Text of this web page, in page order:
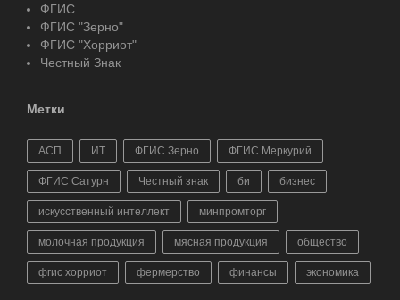
ФГИС
ФГИС "Зерно"
ФГИС "Хорриот"
Честный Знак
Метки
АСП ИТ ФГИС Зерно ФГИС Меркурий
ФГИС Сатурн Честный знак би бизнес
искусственный интеллект минпромторг
молочная продукция мясная продукция общество
фгис хорриот фермерство финансы экономика